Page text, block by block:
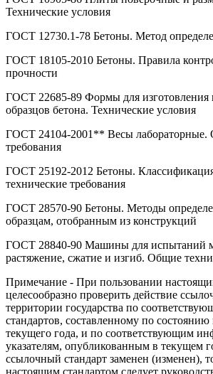
Технические условия
ГОСТ 12730.1-78 Бетоны. Метод
ГОСТ 18105-2010 Бетоны. Правила
прочности
ГОСТ 22685-89 Формы для изготовления
образцов бетона. Технические условия
ГОСТ 24104-2001** Весы лабораторные.
требования
ГОСТ 25192-2012 Бетоны.
технические требования
ГОСТ 28570-90 Бетоны. Методы
образцам, отобранным из конструкций
ГОСТ 28840-90 Машины для испытаний
растяжение, сжатие и изгиб. Общие
Примечание - При пользовании
целесообразно проверить действие
территории государства по
стандартов, составленному по состоянию
текущего года, и по соответствующим
указателям, опубликованным в текущем
ссылочный стандарт заменен (изменен),
настоящим стандартом следует